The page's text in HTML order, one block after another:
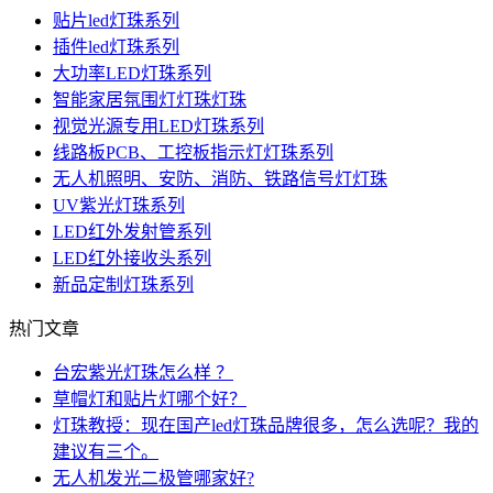
贴片led灯珠系列
插件led灯珠系列
大功率LED灯珠系列
智能家居氛围灯灯珠灯珠
视觉光源专用LED灯珠系列
线路板PCB、工控板指示灯灯珠系列
无人机照明、安防、消防、铁路信号灯灯珠
UV紫光灯珠系列
LED红外发射管系列
LED红外接收头系列
新品定制灯珠系列
热门文章
台宏紫光灯珠怎么样 ？
草帽灯和贴片灯哪个好？
灯珠教授：现在国产led灯珠品牌很多，怎么选呢？我的
建议有三个。
无人机发光二极管哪家好?